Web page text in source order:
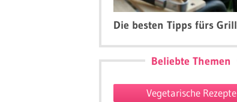
Die besten Tipps fürs
Beliebte Themen
Vegetarische Rezepte